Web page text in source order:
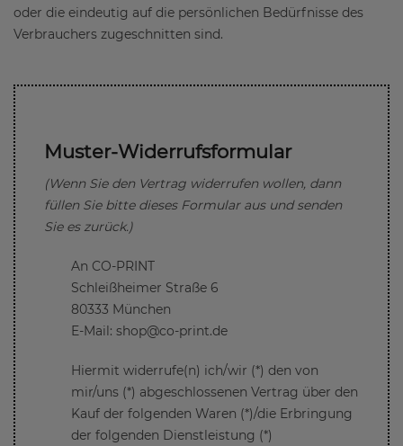
oder die eindeutig auf die persönlichen Bedürfnisse des
Verbrauchers zugeschnitten sind.
Muster-Widerrufsformular
(Wenn Sie den Vertrag widerrufen wollen, dann
füllen Sie bitte dieses Formular aus und senden
Sie es zurück.)
An CO-PRINT
Schleißheimer Straße 6
80333 München
E-Mail: shop@co-print.de
Hiermit widerrufe(n) ich/wir (*) den von
mir/uns (*) abgeschlossenen Vertrag über den
Kauf der folgenden Waren (*)/die Erbringung
der folgenden Dienstleistung (*)